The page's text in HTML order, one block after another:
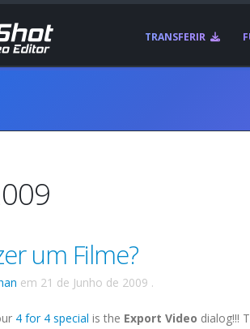
TRANSFERIR
um Filme?
em 21 de Junho de 2009 .
4 for 4 special is the Export Video dialog!!!